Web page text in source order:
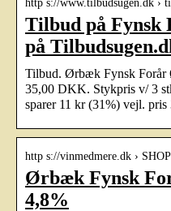
http s://www.tilbudsugen.dk ›
Tilbud på Fynsk
på
Tilbud. Ørbæk Fynsk
35,00 DKK. Stykpris v/ 3
sparer 11 kr (31%) vejl. pris
http s://vinmedmere.dk ›
Ørbæk Fynsk
4,8%